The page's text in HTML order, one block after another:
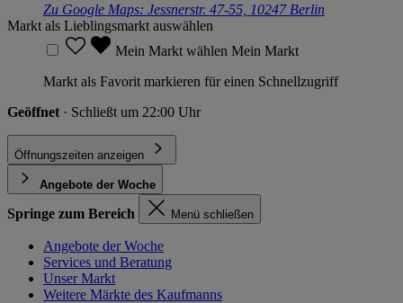
Zu Google Maps: Jessnerstr. 47-55, 10247 Berlin
Markt als Lieblingsmarkt auswählen
Mein Markt wählen Mein Markt
Markt als Favorit markieren für einen Schnellzugriff
Geöffnet · Schließt um 22:00 Uhr
Öffnungszeiten anzeigen
Angebote der Woche
Springe zum Bereich Menü schließen
Angebote der Woche
Services und Beratung
Unser Markt
Weitere Märkte des Kaufmanns